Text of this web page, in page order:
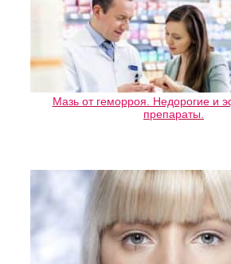
Мазь от геморроя. Недорогие и
препараты.